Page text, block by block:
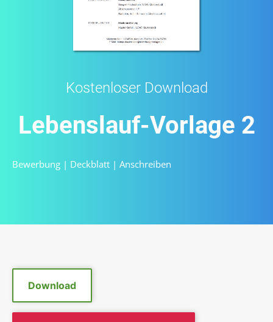
Kostenloser Download
Lebenslauf-Vorlage 2
Bewerbung | Deckblatt | Anschreiben
Download